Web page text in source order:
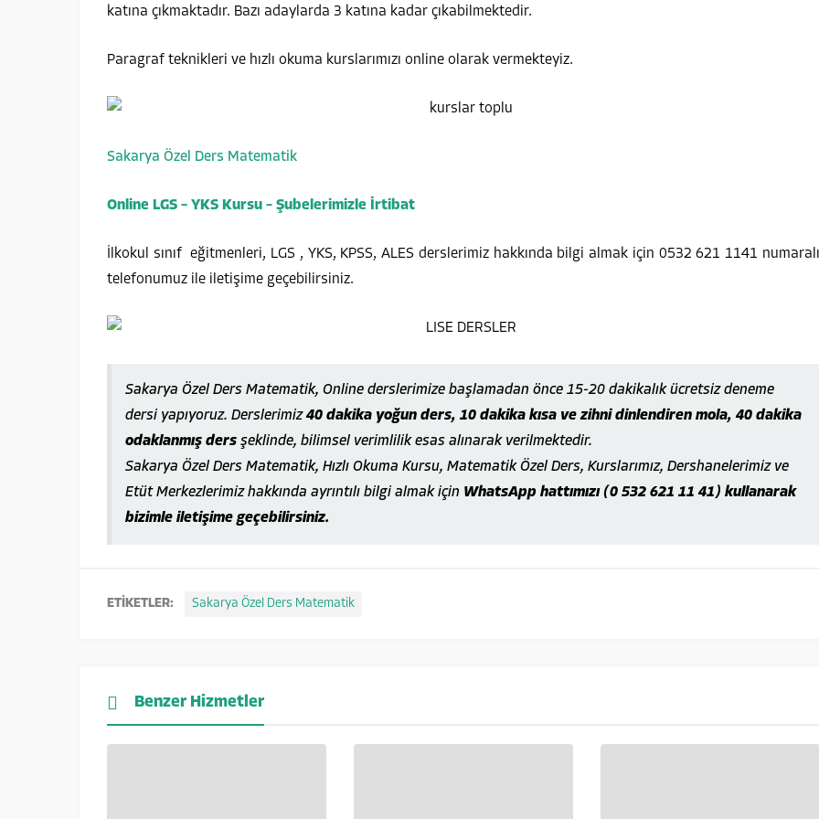
katına çıkmaktadır. Bazı adaylarda 3 katına kadar çıkabilmektedir.
Paragraf teknikleri ve hızlı okuma kurslarımızı online olarak vermekteyiz.
Sakarya Özel Ders Matematik
Online LGS – YKS Kursu – Şubelerimizle İrtibat
İlkokul sınıf eğitmenleri, LGS , YKS, KPSS, ALES derslerimiz hakkında bilgi almak için 0532 621 1141 numaralı
telefonumuz ile iletişime geçebilirsiniz.
Sakarya Özel Ders Matematik, Online derslerimize başlamadan önce 15-20 dakikalık ücretsiz deneme
dersi yapıyoruz. Derslerimiz40 dakika yoğun ders, 10 dakika kısa ve zihni dinlendiren mola, 40 dakika
odaklanmış ders şeklinde, bilimsel verimlilik esas alınarak verilmektedir.
Sakarya Özel Ders Matematik, Hızlı Okuma Kursu, Matematik Özel Ders, Kurslarımız, Dershanelerimiz ve
Etüt Merkezlerimiz hakkında ayrıntılı bilgi almak için WhatsApp hattımızı (0 532 621 11 41) kullanarak
bizimle iletişime geçebilirsiniz.
ETİKETLER: Sakarya Özel Ders Matematik
Benzer Hizmetler